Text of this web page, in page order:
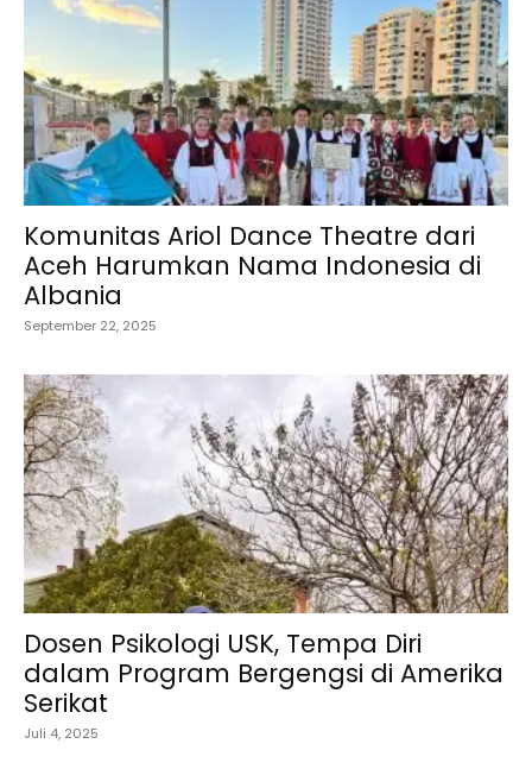
Komunitas Ariol Dance Theatre dari
Aceh Harumkan Nama Indonesia di
Albania
September 22, 2025
Dosen Psikologi USK, Tempa Diri
dalam Program Bergengsi di Amerika
Serikat
Juli 4, 2025